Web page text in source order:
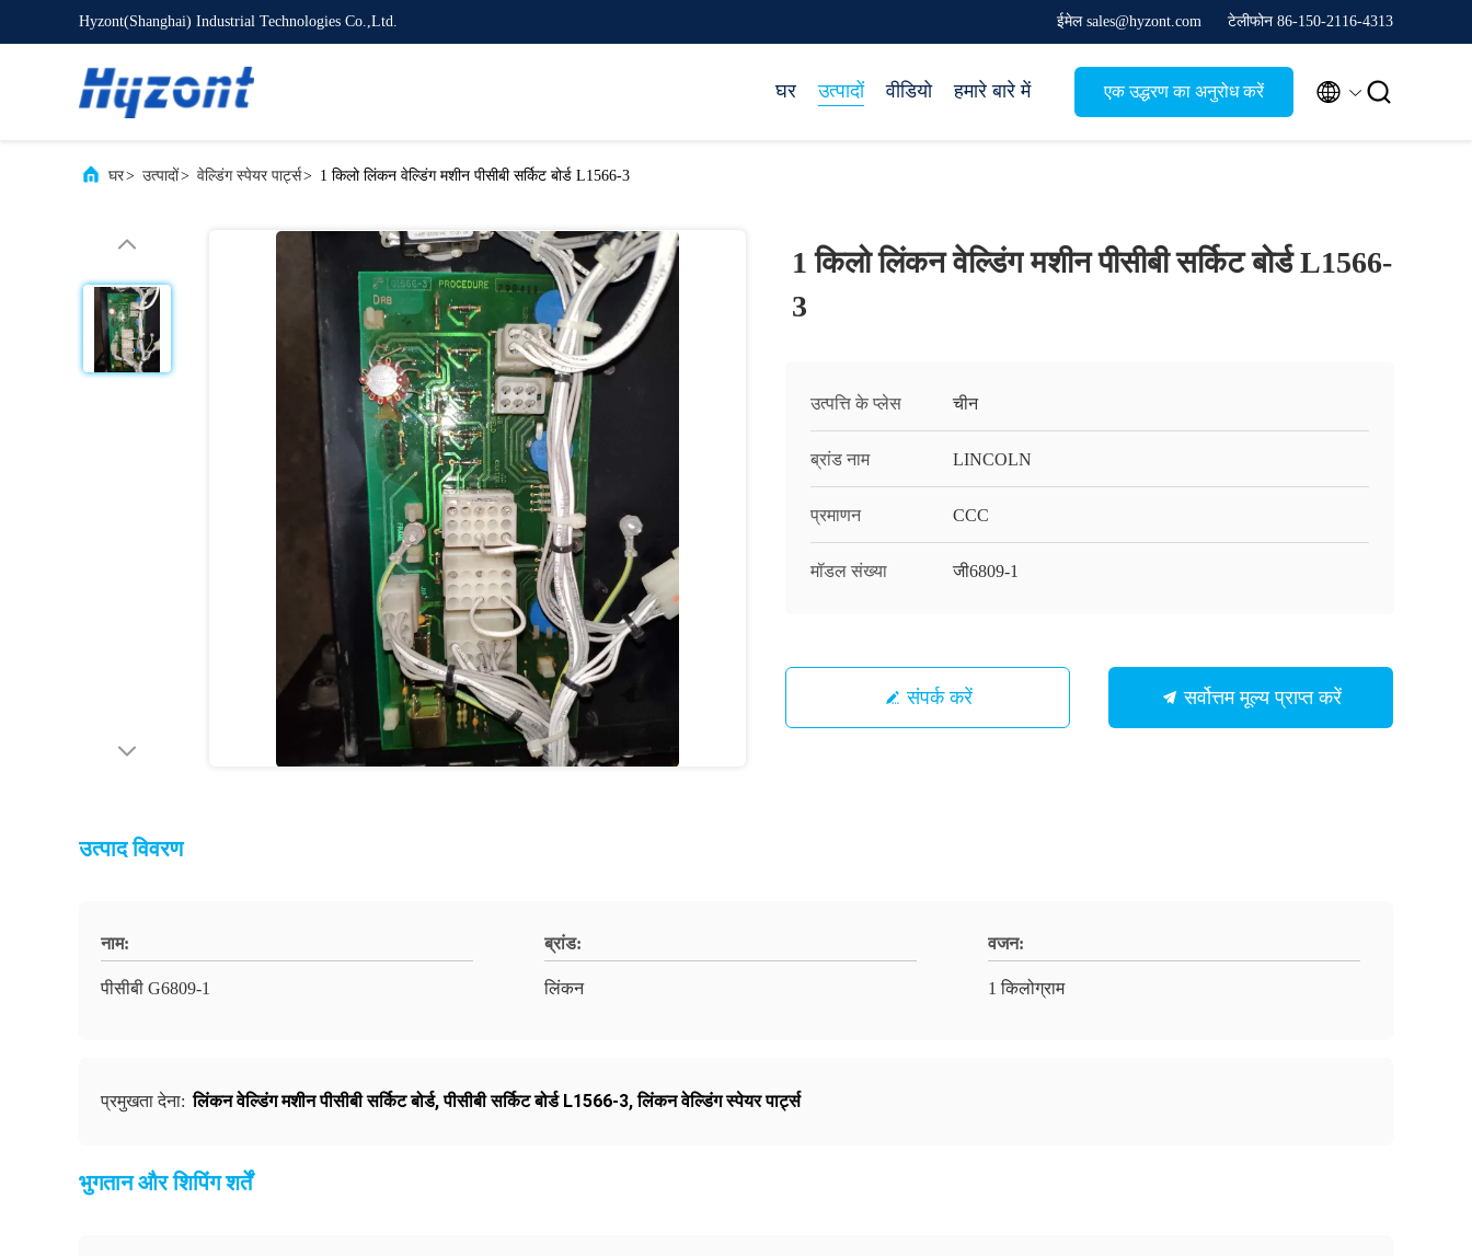
Hyzont(Shanghai) Industrial Technologies Co.,Ltd. ईमेल sales@hyzont.com टेलीफोन 86-150-2116-4313
घर उत्पादों वीडियो हमारे बारे में एक उद्धरण का अनुरोध करें  
घर> उत्पादों> वेल्डिंग स्पेयर पार्ट्स> 1 किलो लिंकन वेल्डिंग मशीन पीसीबी सर्किट बोर्ड L1566-3
1 किलो लिंकन वेल्डिंग मशीन पीसीबी सर्किट बोर्ड L1566-
3
उत्पत्ति के प्लेस चीन
ब्रांड नाम LINCOLN
प्रमाणन CCC
मॉडल संख्या जी6809-1
संपर्क करें सर्वोत्तम मूल्य प्राप्त करें
उत्पाद विवरण
नाम:
पीसीबी G6809-1
ब्रांड:
लिंकन
वजन:
1 किलोग्राम
प्रमुखता देना: लिंकन वेल्डिंग मशीन पीसीबी सर्किट बोर्ड,पीसीबी सर्किट बोर्ड L1566-3,लिंकन वेल्डिंग स्पेयर पार्ट्स
भुगतान और शिपिंग शर्तें